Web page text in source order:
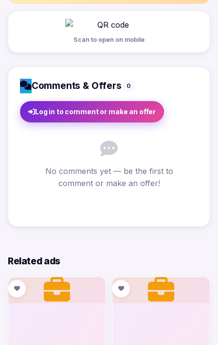
Scan to open on mobile
Comments & Offers 0
Log in to comment or make an offer
No comments yet — be the first to
comment or make an offer!
Related ads